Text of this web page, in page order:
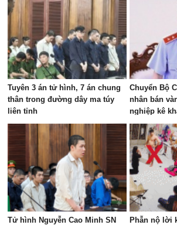
Tuyên 3 án tử hình, 7 án chung
thân trong đường dây ma túy
liên tỉnh
Chuyển Bộ
nhân bán
nghiệp kê
Tử hình Nguyễn Cao Minh SN
Phẫn nộ lời